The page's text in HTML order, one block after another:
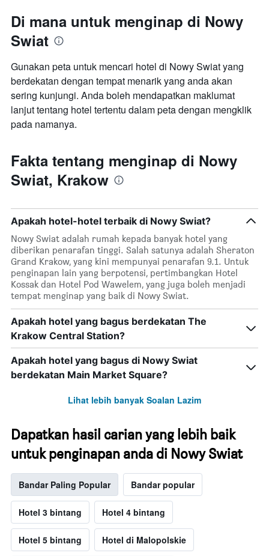
Di mana untuk menginap di Nowy
Swiat
Gunakan peta untuk mencari hotel di Nowy Swiat yang
berdekatan dengan tempat menarik yang anda akan
sering kunjungi. Anda boleh mendapatkan maklumat
lanjut tentang hotel tertentu dalam peta dengan mengklik
pada namanya.
Fakta tentang menginap di Nowy
Swiat, Krakow
Apakah hotel-hotel terbaik di Nowy Swiat?
Nowy Swiat adalah rumah kepada banyak hotel yang
diberikan penarafan tinggi. Salah satunya adalah Sheraton
Grand Krakow, yang kini mempunyai penarafan 9.1. Untuk
penginapan lain yang berpotensi, pertimbangkan Hotel
Kossak dan Hotel Pod Wawelem, yang juga boleh menjadi
tempat menginap yang baik di Nowy Swiat.
Apakah hotel yang bagus berdekatan The
Krakow Central Station?
Apakah hotel yang bagus di Nowy Swiat
berdekatan Main Market Square?
Lihat lebih banyak Soalan Lazim
Dapatkan hasil carian yang lebih baik
untuk penginapan anda di Nowy Swiat
Bandar Paling Popular Bandar popular
Hotel 3 bintang Hotel 4 bintang
Hotel 5 bintang Hotel di Malopolskie